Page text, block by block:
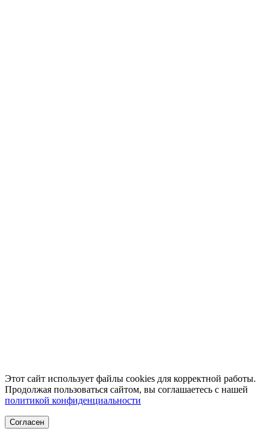
Этот сайт использует файлы cookies для корректной работы.
Продолжая пользоваться сайтом, вы соглашаетесь с нашей
политикой конфиденциальности
Согласен